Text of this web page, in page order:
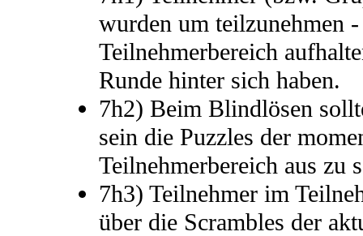
wurden um teilzunehmen
Teilnehmerbereich
Runde hinter sich haben.
7h2) Beim Blindlösen
sein die Puzzles der
Teilnehmerbereich aus zu
7h3) Teilnehmer im
über die Scrambles der